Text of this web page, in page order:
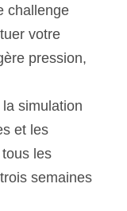
challenge
votre
pression,
simulation
et les
les
semaines